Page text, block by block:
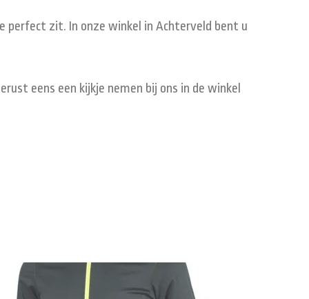
perfect zit. In onze winkel in Achterveld bent u
eens een kijkje nemen bij ons in de winkel